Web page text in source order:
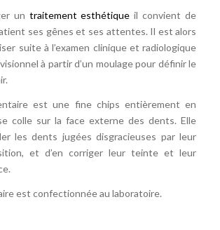
un traitement esthétique il convient de
ses gênes et ses attentes. Il est alors
suite à l’examen clinique et radiologique
à partir d’un moulage pour définir le
est une fine chips entièrement en
colle sur la face externe des dents. Elle
les dents jugées disgracieuses par leur
et d’en corriger leur teinte et leur
est confectionnée au laboratoire.